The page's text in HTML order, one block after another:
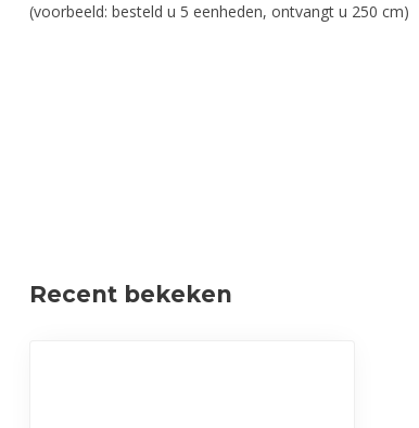
(voorbeeld: besteld u 5 eenheden, ontvangt u 250 cm)
Recent bekeken